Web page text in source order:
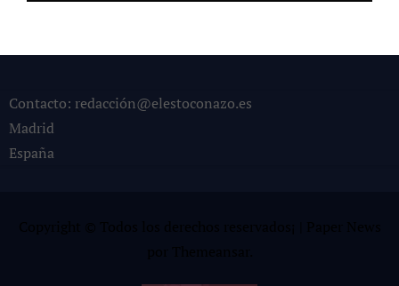
Contacto: redacción@elestoconazo.es
Madrid
España